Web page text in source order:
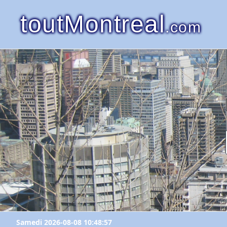
toutMontreal.com
Samedi 2026-08-08 10:48:57